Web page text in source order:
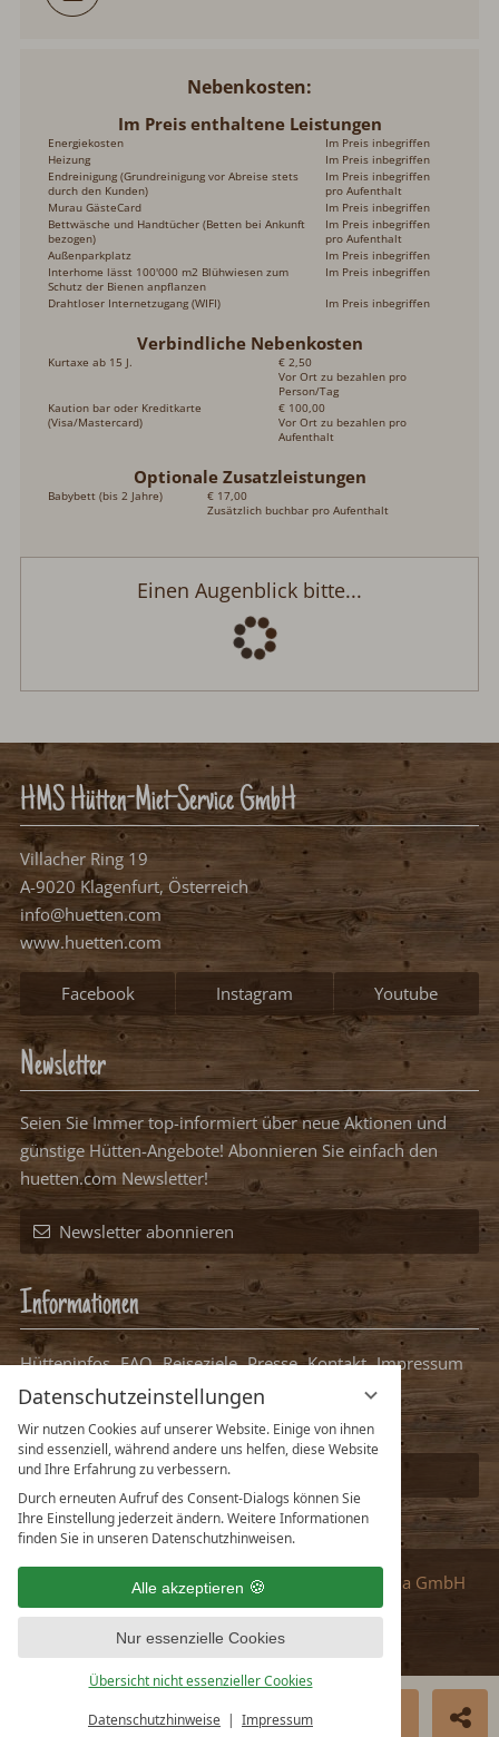
Datenschutzeinstellungen
Wir nutzen Cookies auf unserer Website. Einige von ihnen
sind essenziell, während andere uns helfen, diese Website
und Ihre Erfahrung zu verbessern.
Durch erneuten Aufruf des Consent-Dialogs können Sie
Ihre Einstellung jederzeit ändern. Weitere Informationen
finden Sie in unseren Datenschutzhinweisen.
Alle akzeptieren
Nur essenzielle Cookies
Übersicht nicht essenzieller Cookies
Datenschutzhinweise Impressum
Nebenkosten
Im Preis enthaltene Leistungen
Energiekosten
Im Preis inbegriffen
Heizung
Im Preis inbegriffen
Endreinigung (Grundreinigung vor Abreise stets
durch den Kunden)
Im Preis inbegriffen
pro Aufenthalt
Murau GästeCard
Im Preis inbegriffen
Bettwäsche und Handtücher (Betten bei Ankunft
bezogen)
Im Preis inbegriffen
pro Aufenthalt
Außenparkplatz
Im Preis inbegriffen
Interhome lässt 100'000 m2 Blühwiesen zum
Schutz der Bienen anpflanzen
Im Preis inbegriffen
Drahtloser Internetzugang (WIFI)
Im Preis inbegriffen
Verbindliche Nebenkosten
Kurtaxe ab 15 J.
€ 2,50
Vor Ort zu bezahlen pro
Person/Tag
Kaution bar oder Kreditkarte
(Visa/Mastercard)
€ 100,00
Vor Ort zu bezahlen pro
Aufenthalt
Optionale Zusatzleistungen
Babybett (bis 2 Jahre)
€ 17,00
Zusätzlich buchbar pro Aufenthalt
Einen Augenblick bitte...
JETZT MIETEN ANFRAGE
HMS Hütten-Miet-Service GmbH
Villacher Ring 19
A-9020 Klagenfurt, Österreich
info@huetten.com
www.huetten.com
Facebook Instagram Youtube
Newsletter
Seien Sie Immer top-informiert über neue Aktionen und
günstige Hütten-Angebote! Abonnieren Sie einfach den
huetten.com Newsletter!
Newsletter abonnieren
Informationen
Hütteninfos FAQ Reiseziele Presse Kontakt Impressum
Datenschutz
Datenschutzeinstellungen
Packliste Hüttenurlaub
Ihre Hütte bei uns eintragen
vioma GmbH
Deutsch English